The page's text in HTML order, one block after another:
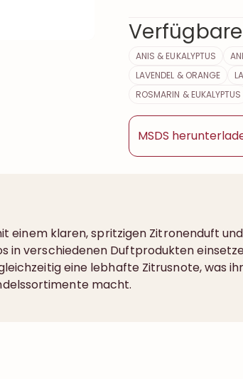
ANIS & EUKALYPTUS
LAVENDEL & ORANGE
ROSMARIN & EUKALYPTUS
MSDS
einem klaren, spritzigen Zitronenduft
in verschiedenen Duftprodukten
eine lebhafte Zitrusnote, was
macht.